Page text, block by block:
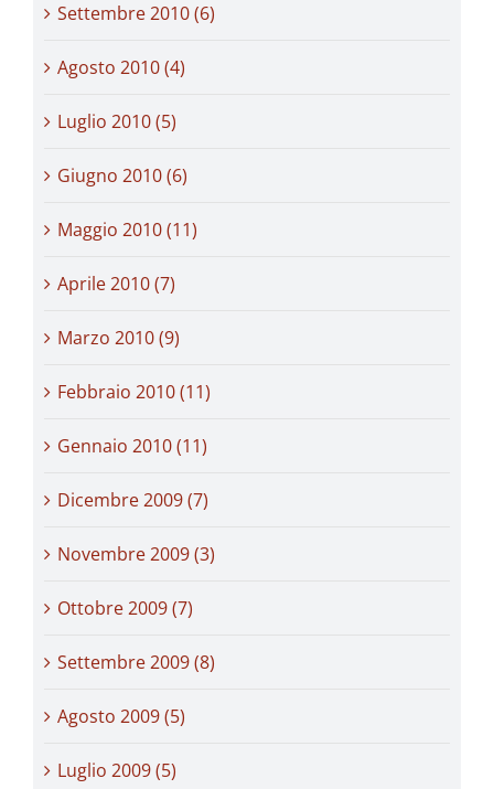
Settembre 2010 (6)
Agosto 2010 (4)
Luglio 2010 (5)
Giugno 2010 (6)
Maggio 2010 (11)
Aprile 2010 (7)
Marzo 2010 (9)
Febbraio 2010 (11)
Gennaio 2010 (11)
Dicembre 2009 (7)
Novembre 2009 (3)
Ottobre 2009 (7)
Settembre 2009 (8)
Agosto 2009 (5)
Luglio 2009 (5)